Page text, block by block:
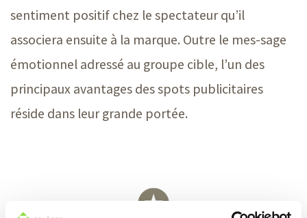
sentiment positif chez le spectateur qu’il
associera ensuite à la marque. Outre le mes-sage
émotionnel adressé au groupe cible, l’un des
principaux avantages des spots publicitaires
réside dans leur grande portée.